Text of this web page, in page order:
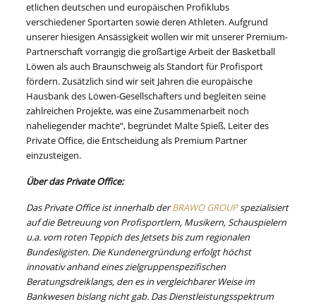
etlichen deutschen und europäischen Profiklubs
verschiedener Sportarten sowie deren Athleten. Aufgrund
unserer hiesigen Ansässigkeit wollen wir mit unserer Premium-
Partnerschaft vorrangig die großartige Arbeit der Basketball
Löwen als auch Braunschweig als Standort für Profisport
fördern. Zusätzlich sind wir seit Jahren die europäische
Hausbank des Löwen-Gesellschafters und begleiten seine
zahlreichen Projekte, was eine Zusammenarbeit noch
naheliegender machte“, begründet Malte Spieß, Leiter des
Private Office, die Entscheidung als Premium Partner
einzusteigen.
Über das Private Office:
Das Private Office ist innerhalb derBRAWO GROUPspezialisiert
auf die Betreuung von Profisportlern, Musikern, Schauspielern
u.a. vom roten Teppich des Jetsets bis zum regionalen
Bundesligisten. Die Kundenergründung erfolgt höchst
innovativ anhand eines zielgruppenspezifischen
Beratungsdreiklangs, den es in vergleichbarer Weise im
Bankwesen bislang nicht gab. Das Dienstleistungsspektrum